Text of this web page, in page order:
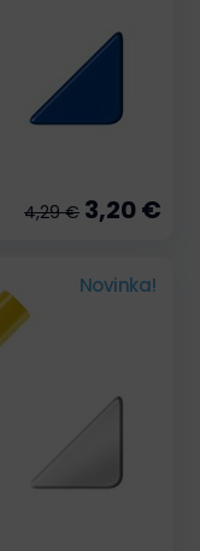
4,29 € 3,20 €
Novinka!